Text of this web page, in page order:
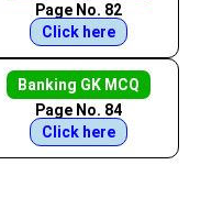
Page No. 82
Click here
Banking GK MCQ
Page No. 84
Click here